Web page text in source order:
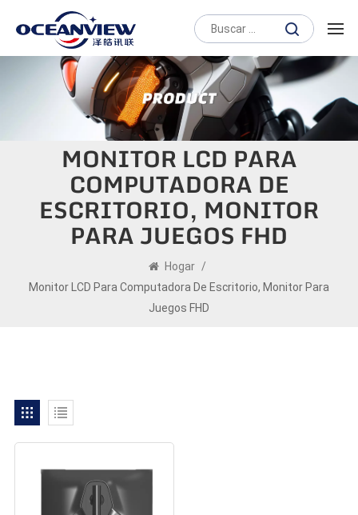
MONITOR LCD PARA
COMPUTADORA DE
ESCRITORIO, MONITOR
PARA JUEGOS FHD
Hogar /
Monitor LCD Para Computadora De Escritorio, Monitor Para
Juegos FHD